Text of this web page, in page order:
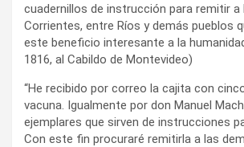
cuadernillos de instrucción para remitir a
Corrientes, entre Ríos y demás pueblos
este beneficio interesante a la
1816, al Cabildo de Montevideo)
“He recibido por correo la cajita con
vacuna. Igualmente por don Manuel
ejemplares que sirven de instrucciones
Con este fin procuraré remitirla a las